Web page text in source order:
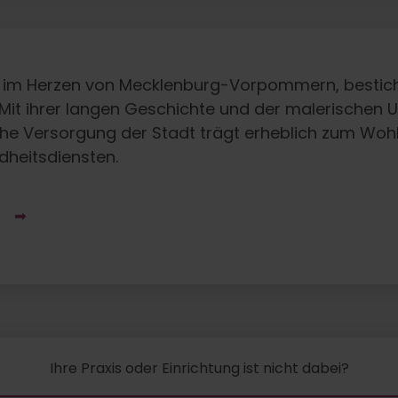
Herzen von Mecklenburg-Vorpommern,
ihrer langen Geschichte und der malerischen
Versorgung der Stadt trägt erheblich zum
Ihre Praxis oder Einrichtung ist nicht dabei?